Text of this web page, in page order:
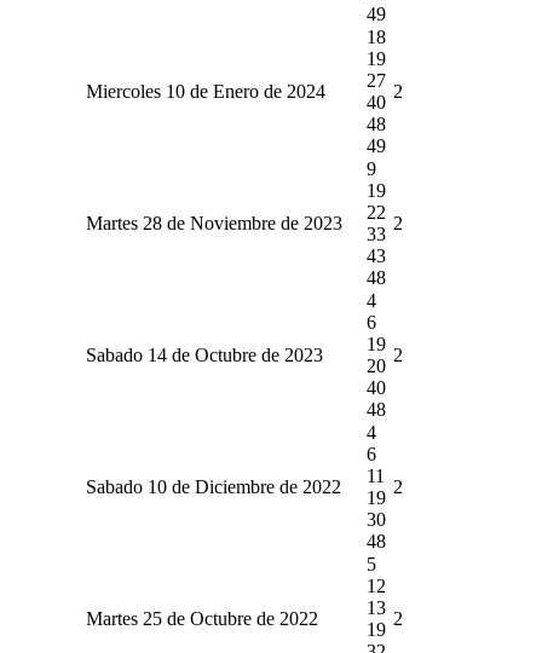
49
Miercoles 10 de Enero de 2024
18
19
27
40
48
49
2
Martes 28 de Noviembre de 2023
9
19
22
33
43
48
2
Sabado 14 de Octubre de 2023
4
6
19
20
40
48
2
Sabado 10 de Diciembre de 2022
4
6
11
19
30
48
2
Martes 25 de Octubre de 2022
5
12
13
19
2